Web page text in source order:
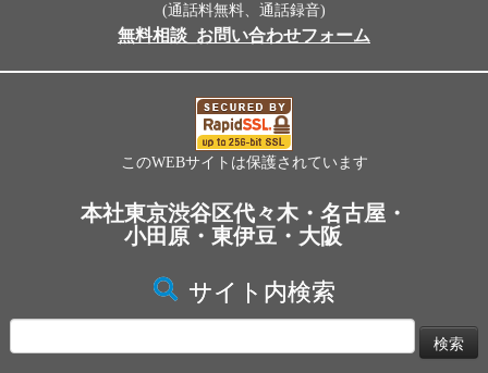
(通話料無料、通話録音)
無料相談_お問い合わせフォーム
このWEBサイトは保護されています
本社東京渋谷区代々木・名古屋・
小田原・東伊豆・大阪
サイト内検索
索: